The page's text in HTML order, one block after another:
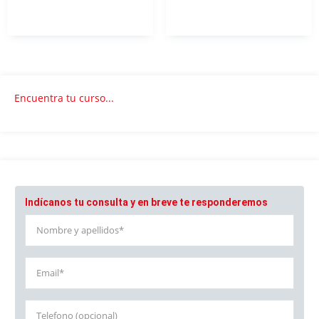
3.13. Comunicación organizacional
interpersonal
Tema 4. Formación de Equipos de Trabajo
4.3. Ventajas principales del trabajo en equipo
4.4. Requisitos para crear equipos o para
Encuentra tu curso...
Indícanos tu consulta y en breve te responderemos